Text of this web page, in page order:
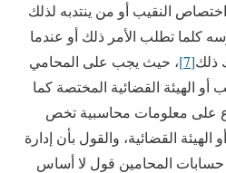
النقيب أو من ينتدبه لذلك
كلما تطلب الأمر ذلك أو عندما
ذلك[7]
، حيث يجب على المحامي
أو الهيئة القضائية المختصة كما
على معلومات محاسبية تخص
القضائية، والقول بأن إدارة
حسابات المحامين قول لا أساس